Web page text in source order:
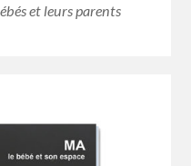
et leurs parents